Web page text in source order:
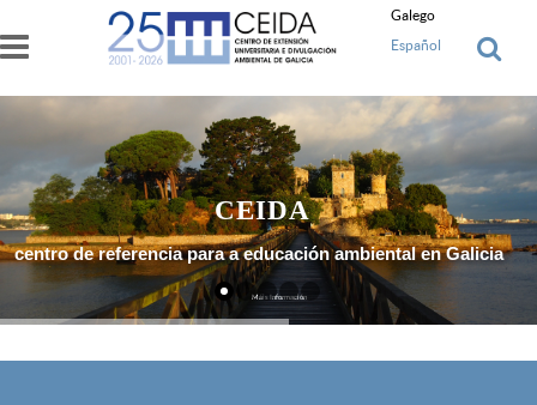
Ir o contido principal
Galego
Español
centro de referencia para a educación ambiental en Galicia
Máis Información
CEIDA